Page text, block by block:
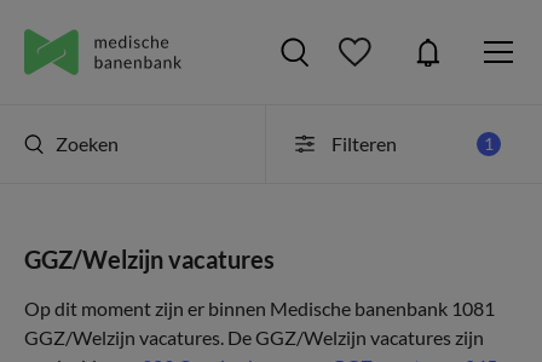
Zoeken Filteren 1
GGZ/Welzijn vacatures
Op dit moment zijn er binnen Medische banenbank 1081
GGZ/Welzijn vacatures. De GGZ/Welzijn vacatures zijn